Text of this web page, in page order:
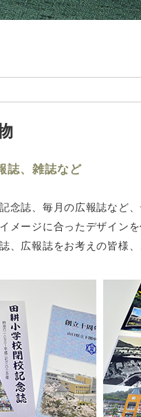
誌、雑誌など
念誌、毎月の広報誌など
メージに合ったデザイン
、広報誌をお考えの皆様、